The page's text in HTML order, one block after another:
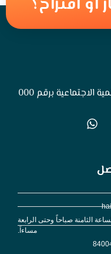
الاجتماعية برقم 000
- من الساعة الثامنة صباحاً وحتى الرابعة
مساءاً.